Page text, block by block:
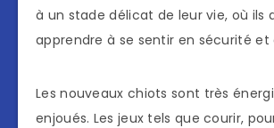
à un stade délicat de leur vie, où ils
apprendre à se sentir en sécurité
Les nouveaux chiots sont très
enjoués. Les jeux tels que courir,